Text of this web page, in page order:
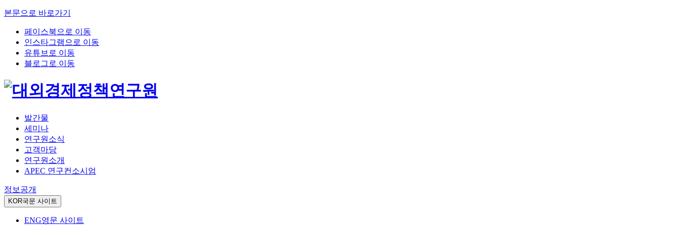
본문으로 바로가기
페이스북으로 이동
인스타그램으로 이동
유튜브로 이동
블로그로 이동
발간물
세미나
연구원소식
고객마당
연구원소개
APEC 연구컨소시엄
정보공개
KOR국문 사이트
ENG영문 사이트